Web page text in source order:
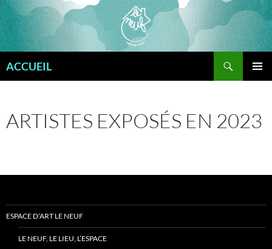
Aller
au
contenu
ACCUEIL
ARTISTES EXPOSÉS EN 2023
ESPACE D’ART LE NEUF
LE NEUF, LE LIEU, L’ESPACE